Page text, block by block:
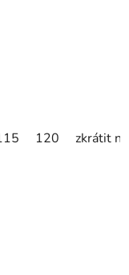
120 zkrátit